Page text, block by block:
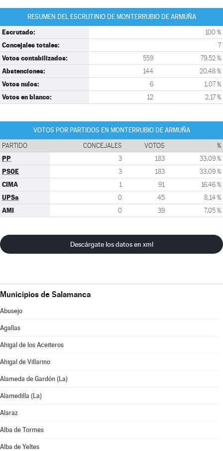
RESUMEN DEL ESCRUTINIO DE MONTERRUBIO DE ARMUÑA
Escrutado: 100 %
Concejales totales: 7
Votos contabilizados: 559 79,52 %
Abstenciones: 144 20,48 %
Votos nulos: 6 1,07 %
Votos en blanco: 12 2,17 %
VOTOS POR PARTIDOS EN MONTERRUBIO DE ARMUÑA
PARTIDO CONCEJALES VOTOS %
PP 3 183 33,09 %
PSOE 3 183 33,09 %
CIMA 1 91 16,46 %
UPSa 0 45 8,14 %
AMI 0 39 7,05 %
Descárgate los datos en xml
Municipios de Salamanca
Abusejo
Agallas
Ahigal de los Aceiteros
Ahigal de Villarino
Alameda de Gardón (La)
Alamedilla (La)
Alaraz
Alba de Tormes
Alba de Yeltes